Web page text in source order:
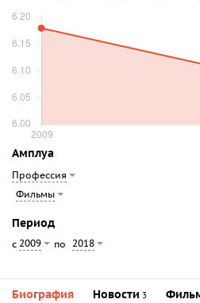
Амплуа
Профессия
Фильмы
Период
с 2009 по 2018
Биография Новости 3